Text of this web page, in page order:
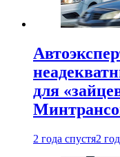
для
2 года спустя2